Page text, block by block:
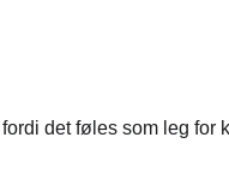
det føles som leg for